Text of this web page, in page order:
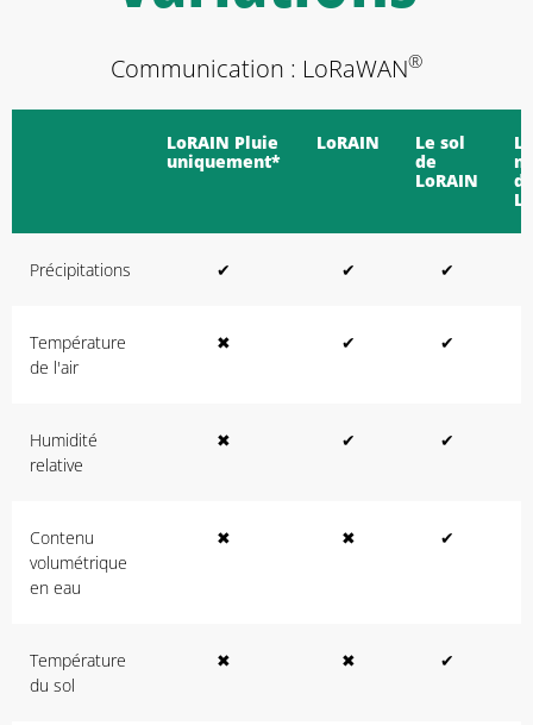
Communication : LoRaWAN®
LoRAIN Pluie
uniquement*
LoRAIN
Le sol
de
LoRAIN
La
Précipitations ✔ ✔ ✔
Température
de l'air
✖ ✔ ✔
Humidité
relative
✖ ✔ ✔
Contenu
volumétrique
en eau
✖ ✖ ✔
Température
du sol
✖ ✖ ✔